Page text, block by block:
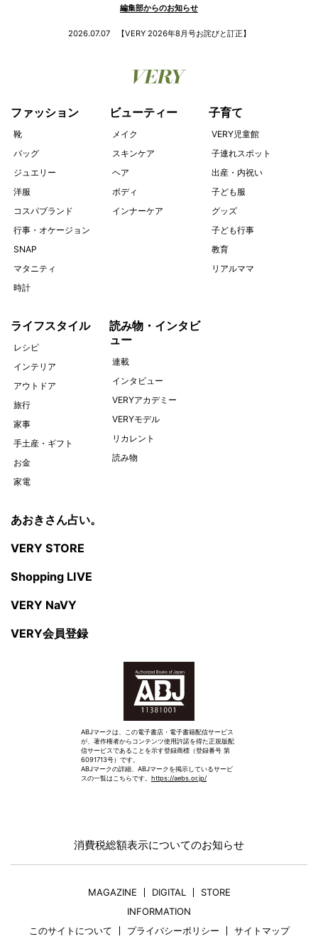
編集部からのお知らせ
2026.07.07 【VERY 2026年8月号お詫びと訂正】
ファッション
靴
バッグ
ジュエリー
洋服
コスパブランド
行事・オケージョン
SNAP
マタニティ
時計
ビューティー
メイク
スキンケア
ヘア
ボディ
インナーケア
子育て
VERY児童館
子連れスポット
出産・内祝い
子ども服
グッズ
子ども行事
教育
リアルママ
ライフスタイル
レシピ
インテリア
アウトドア
旅行
家事
手土産・ギフト
お金
家電
読み物・インタビ
ュー
連載
インタビュー
VERYアカデミー
VERYモデル
リカレント
読み物
あおきさん占い。
VERY STORE
Shopping LIVE
VERY NaVY
VERY会員登録
ABJマークは、この電子書店・電子書籍配信サービス
が、著作権者からコンテンツ使用許諾を得た正規版配
信サービスであることを示す登録商標（登録番号 第
6091713号）です。
ABJマークの詳細、ABJマークを掲示しているサービ
スの一覧はこちらです。 https://aebs.or.jp/
消費税総額表示についてのお知らせ
MAGAZINE DIGITAL
STORE
INFORMATION
このサイトについて
プライバシーポリシー サイトマップ